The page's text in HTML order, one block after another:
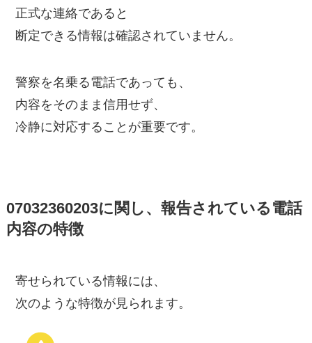
正式な連絡であると
断定できる情報は確認されていません。
警察を名乗る電話であっても、
内容をそのまま信用せず、
冷静に対応することが重要です。
07032360203に関し、報告されている電話
内容の特徴
寄せられている情報には、
次のような特徴が見られます。